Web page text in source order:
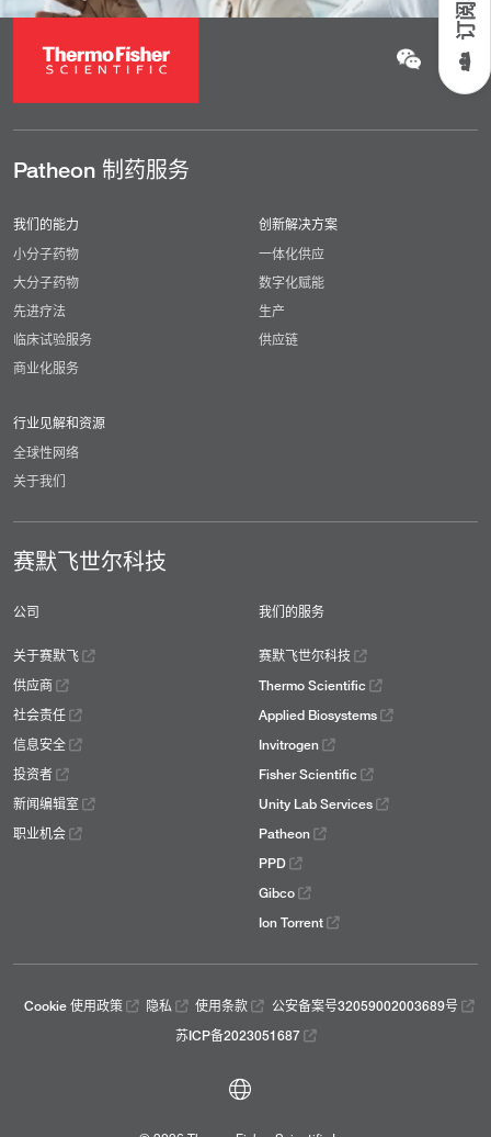
Patheon 制药服务
我们的能力
小分子药物
大分子药物
先进疗法
临床试验服务
商业化服务
创新解决方案
一体化供应
数字化赋能
生产
供应链
行业见解和资源
全球性网络
关于我们
赛默飞世尔科技
公司
关于赛默飞
供应商
社会责任
信息安全
投资者
新闻编辑室
职业机会
我们的服务
赛默飞世尔科技
Thermo Scientific
Applied Biosystems
Invitrogen
Fisher Scientific
Unity Lab Services
Patheon
PPD
Gibco
Ion Torrent
Cookie 使用政策 隐私 使用条款
公安备案号32059002003689号
苏ICP备2023051687